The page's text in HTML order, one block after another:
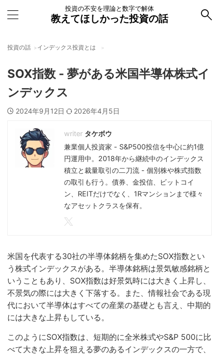
投資の不安を理論と数字で解体
教えてほしかった投資の話
投資の話 インデックス投資とは
SOX指数 - 夢がある米国半導体株式イ
ンデックス
2024年9月12日 2026年4月5日
タケボウ
兼業個人投資家 - S&P500投信を中心に約1億
円運用中。2018年から継続中のインデックス
積立と裁量取引の二刀流 - 個別株や株式指数
の取引も行う。債券、金投信、ビットコイ
ン、REITだけでなく、1Rマンションまで様々
なアセットクラスを保有。
米国を代表する30社の半導体銘柄を集めたSOX指数とい
う株式インデックスがある。半導体銘柄は景気敏感銘柄と
いうこともあり、SOX指数は好景気時には大きく上昇し、
不景気の際には大きく下落する。また、情報社会である現
代において半導体はすべての産業の基礎とも言え、中期的
には大きな上昇もしている。
このようにSOX指数は、短期的に全米株式やS&P 500に比
べて大きな上昇を狙える夢のあるインデックスの一方で、